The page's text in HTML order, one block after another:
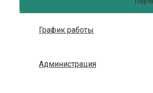
График работы
Администрация